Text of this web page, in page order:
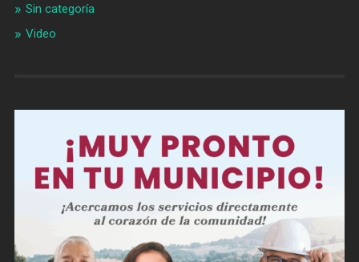
Sin categoría
Video